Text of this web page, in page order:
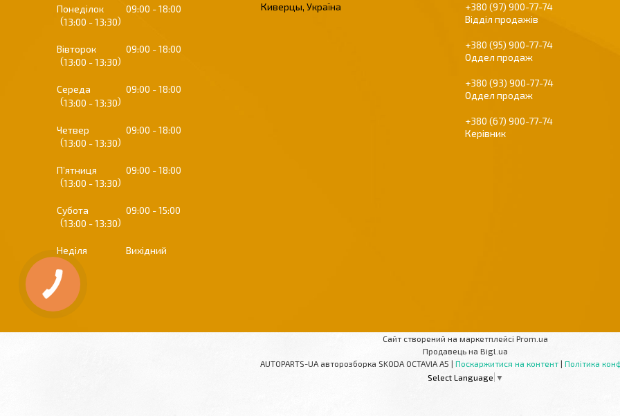
Понеділок 09:00
18:00
13:00
13:30
Вівторок 09:00
18:00
13:00
13:30
Середа 09:00
18:00
13:00
13:30
Четвер 09:00
18:00
13:00
13:30
Пʼятниця 09:00
18:00
13:00
13:30
Субота 09:00
15:00
13:00
13:30
Неділя Вихідний
Киверцы, Україна
+380 (97) 900-77-74
Відділ продажів
+380 (95) 900-77-74
Оддел продаж
+380 (93) 900-77-74
Оддел продаж
+380 (67) 900-77-74
Керівник
Сайт створений на маркетплейсі Prom.ua
Продавець на Bigl.ua
AUTOPARTS-UA авторозборка SKODA OCTAVIA A5 | Поскаржитися на контент | Політика
Select Language ▼